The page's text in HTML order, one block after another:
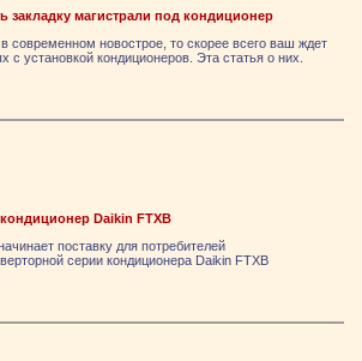
закладку магистрали под кондиционер
современном новострое, то скорее всего ваш ждет
с установкой кондиционеров. Эта статья о них.
Daikin FTXB
поставку для потребителей
серии кондиционера Daikin FTXB